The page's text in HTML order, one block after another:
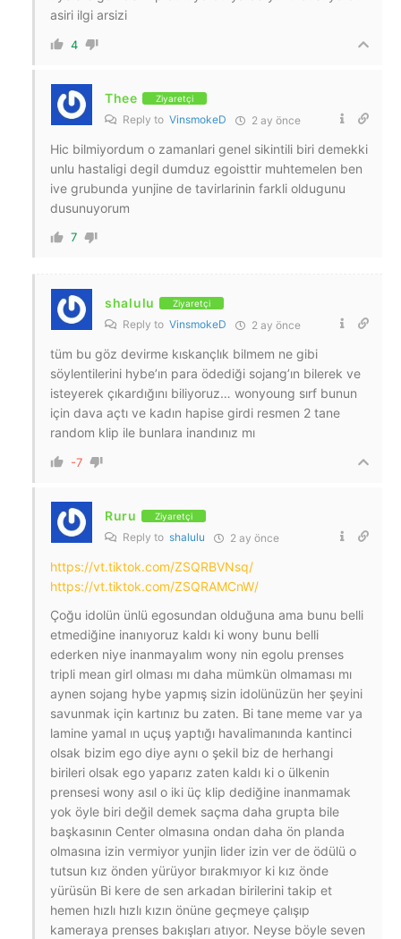
asiri ilgi arsizi
4
Thee Ziyaretçi
Reply to VinsmokeD 2 ay önce
Hic bilmiyordum o zamanlari genel sikintili biri demekki
unlu hastaligi degil dumduz egoisttir muhtemelen ben
ive grubunda yunjine de tavirlarinin farkli oldugunu
dusunuyorum
7
shalulu Ziyaretçi
Reply to VinsmokeD 2 ay önce
tüm bu göz devirme kıskançlık bilmem ne gibi
söylentilerini hybe’ın para ödediği sojang’ın bilerek ve
isteyerek çıkardığını biliyoruz… wonyoung sırf bunun
için dava açtı ve kadın hapise girdi resmen 2 tane
random klip ile bunlara inandınız mı
-7
Ruru Ziyaretçi
Reply to shalulu 2 ay önce
https://vt.tiktok.com/ZSQRBVNsq/
https://vt.tiktok.com/ZSQRAMCnW/
Çoğu idolün ünlü egosundan olduğuna ama bunu belli
etmediğine inanıyoruz kaldı ki wony bunu belli
ederken niye inanmayalım wony nin egolu prenses
tripli mean girl olması mı daha mümkün olmaması mı
aynen sojang hybe yapmış sizin idolünüzün her şeyini
savunmak için kartınız bu zaten. Bi tane meme var ya
lamine yamal ın uçuş yaptığı havalimanında kantinci
olsak bizim ego diye aynı o şekil biz de herhangi
birileri olsak ego yaparız zaten kaldı ki o ülkenin
prensesi wony asıl o iki üç klip dediğine inanmamak
yok öyle biri değil demek saçma daha grupta bile
başkasının Center olmasına ondan daha ön planda
olmasına izin vermiyor yunjin lider izin ver de ödülü o
tutsun kız önden yürüyor bırakmıyor ki kız önde
yürüsün Bi kere de sen arkadan birilerini takip et
hemen hızlı hızlı kızın önüne geçmeye çalışıp
kameraya prenses bakışları atıyor. Neyse böyle seven